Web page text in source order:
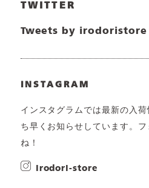
TWITTER
Tweets by irodoristore
INSTAGRAM
インスタグラムでは最新の入
ち早くお知らせしています。
ね！
irodori-store